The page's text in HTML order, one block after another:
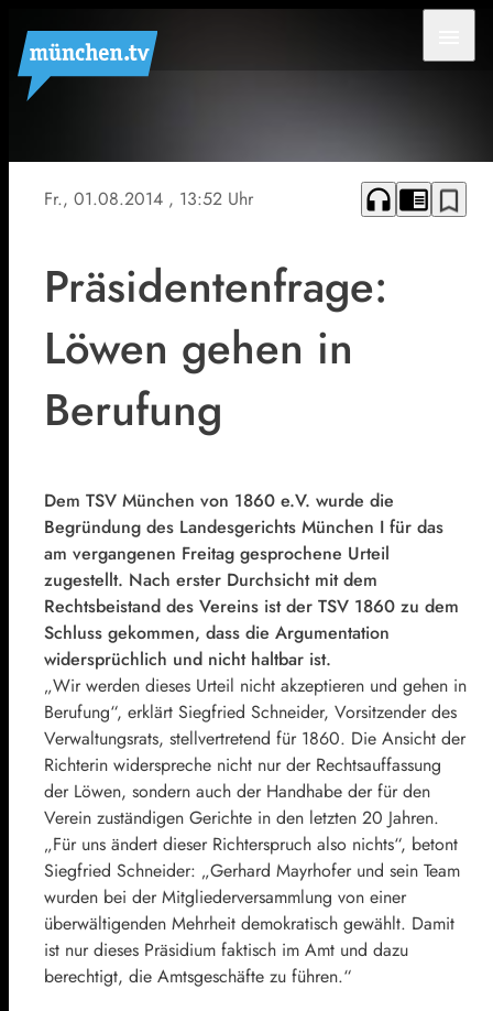
Bleibt er,
Magath
kommt?
Fr., 01.08.2014 , 13:52 Uhr headphones chrome_reader_mode bookmark_border
Präsidentenfrage:
Löwen gehen in
Berufung
Dem TSV München von 1860 e.V. wurde die
Begründung des Landesgerichts München I für das
am vergangenen Freitag gesprochene Urteil
zugestellt. Nach erster Durchsicht mit dem
Rechtsbeistand des Vereins ist der TSV 1860 zu dem
Schluss gekommen, dass die Argumentation
widersprüchlich und nicht haltbar ist.
„Wir werden dieses Urteil nicht akzeptieren und gehen in
Berufung“, erklärt Siegfried Schneider, Vorsitzender des
Verwaltungsrats, stellvertretend für 1860. Die Ansicht der
Richterin widerspreche nicht nur der Rechtsauffassung
der Löwen, sondern auch der Handhabe der für den
Verein zuständigen Gerichte in den letzten 20 Jahren.
„Für uns ändert dieser Richterspruch also nichts“, betont
Siegfried Schneider: „Gerhard Mayrhofer und sein Team
wurden bei der Mitgliederversammlung von einer
überwältigenden Mehrheit demokratisch gewählt. Damit
ist nur dieses Präsidium faktisch im Amt und dazu
berechtigt, die Amtsgeschäfte zu führen.“